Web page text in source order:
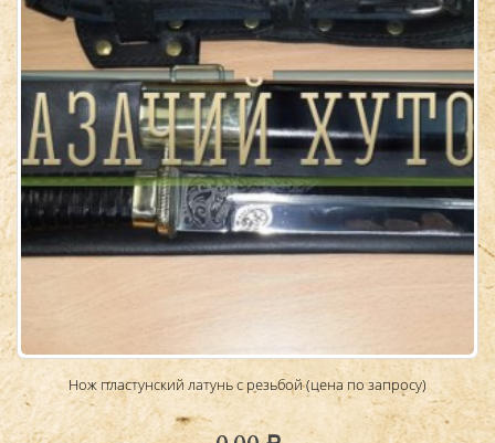
Нож пластунский латунь с резьбой (цена по запросу)